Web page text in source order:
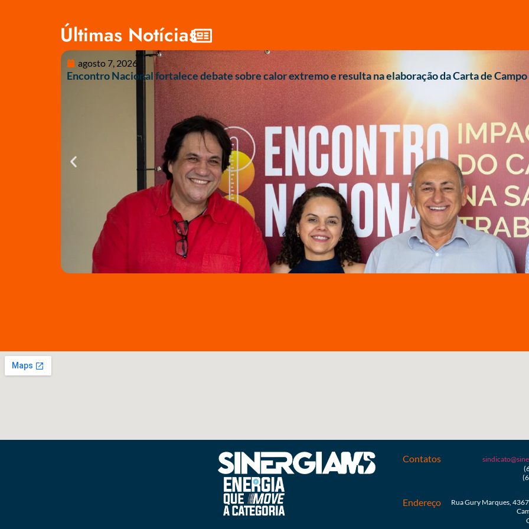
Últimas Notícias
agosto 7, 2026
Encontro Nacional fortalece debate sobre calor extremo e resulta na elaboração da Carta de Campo
Contatos
Endereço
Rua Gury Marques,